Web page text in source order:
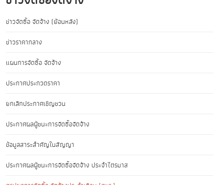
ข่าวจัดซื้อ จัดจ้าง (ย้อนหลัง)
ข่าวราคากลาง
แผนการจัดซื้อ จัดจ้าง
ประกาศประกวดราคา
ยกเลิกประกาศเชิญชวน
ประกาศผลผู้ชนะการจัดซื้อจัดจ้าง
ข้อมูลสาระสำคัญในสัญญา
ประกาศผลผู้ชนะการจัดซื้อจัดจ้าง ประจำไตรมาส